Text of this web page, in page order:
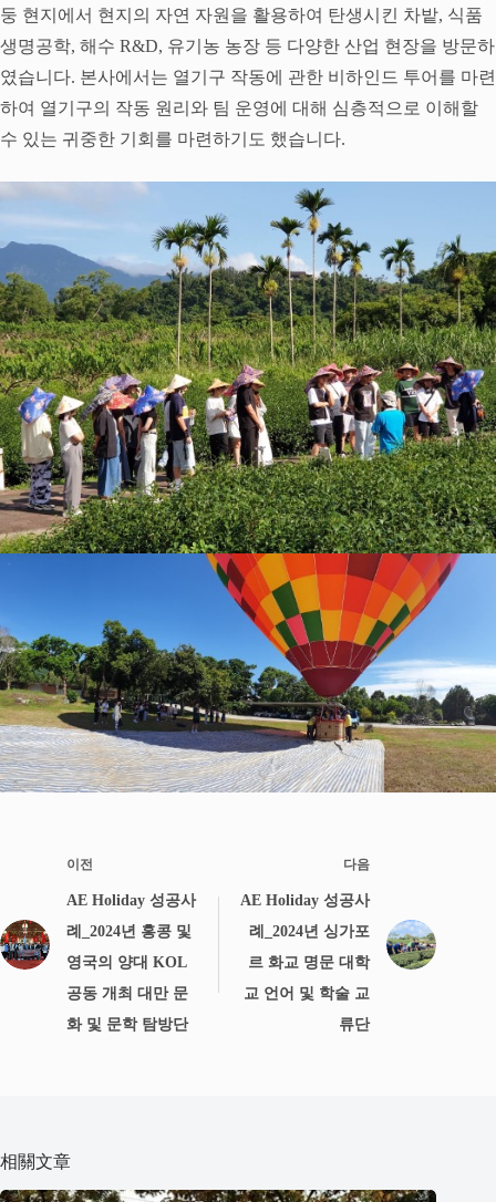
둥 현지에서 현지의 자연 자원을 활용하여 탄생시킨 차밭, 식품
생명공학, 해수 R&D, 유기농 농장 등 다양한 산업 현장을 방문하
였습니다. 본사에서는 열기구 작동에 관한 비하인드 투어를 마련
하여 열기구의 작동 원리와 팀 운영에 대해 심층적으로 이해할
수 있는 귀중한 기회를 마련하기도 했습니다.
이전
AE Holiday 성공사
례_2024년 홍콩 및
영국의 양대 KOL
공동 개최 대만 문
화 및 문학 탐방단
다음
AE Holiday 성공사
례_2024년 싱가포
르 화교 명문 대학
교 언어 및 학술 교
류단
相關文章